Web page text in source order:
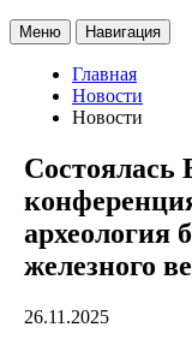
Меню Навигация
Главная
Новости
Новости
Состоялась
археология
железного
26.11.2025